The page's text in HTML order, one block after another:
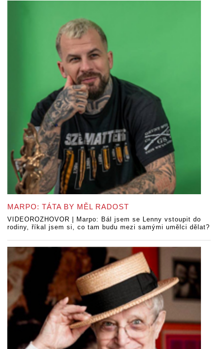
MARPO: TÁTA BY MĚL RADOST
VIDEOROZHOVOR | Marpo: Bál jsem se Lenny vstoupit do
rodiny, říkal jsem si, co tam budu mezi samými umělci dělat?